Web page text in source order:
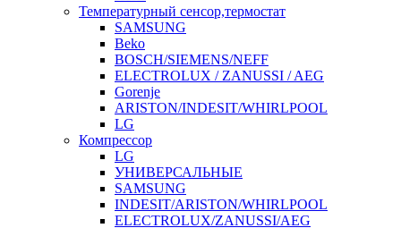
Температурный сенсор,термостат
SAMSUNG
Beko
BOSCH/SIEMENS/NEFF
ELECTROLUX / ZANUSSI / AEG
Gorenje
ARISTON/INDESIT/WHIRLPOOL
LG
Компрессор
LG
УНИВЕРСАЛЬНЫЕ
SAMSUNG
INDESIT/ARISTON/WHIRLPOOL
ELECTROLUX/ZANUSSI/AEG